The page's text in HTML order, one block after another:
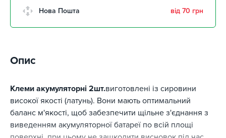
Клинцівський авторинок
Нова Пошта від 70 грн
Опис
Клеми акумуляторні 2шт.виготовлені із сировини
високої якості (латунь). Вони мають оптимальний
баланс м'якості, щоб забезпечити щільне з'єднання з
виведенням акумуляторної батареї по всій площі